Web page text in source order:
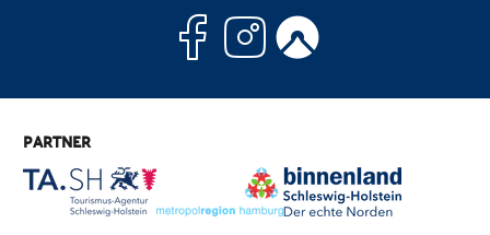
Facebook
Instagram
PARTNER